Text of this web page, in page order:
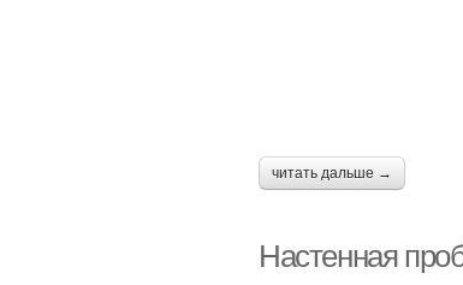
читать дальше →
Настенная